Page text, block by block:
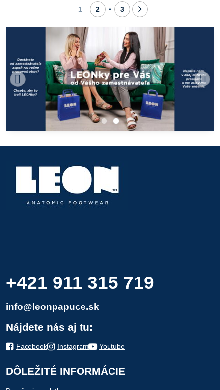
1 2 3
+421 911 315 719
info@leonpapuce.sk
Nájdete nás aj tu:
Facebook Instagram Youtube
DÔLEŽITÉ INFORMÁCIE